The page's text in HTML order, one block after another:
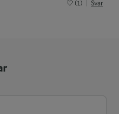
(1) Svar